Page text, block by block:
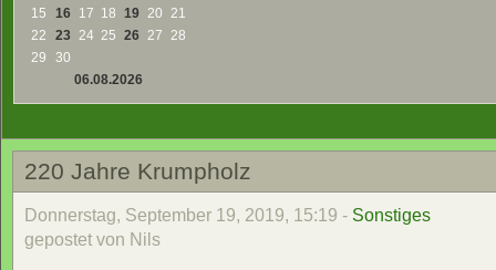
15
16 17 18 19 20 21
22
23 24 25 26 27 28
29
30
06.08.2026
220 Jahre Krumpholz
Donnerstag, September 19, 2019, 15:19 - Sonstiges
gepostet von Nils